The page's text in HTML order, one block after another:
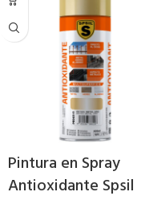
Pintura en Spray
Antioxidante Spsil